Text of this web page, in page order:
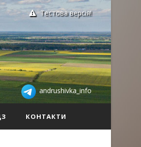
Тестова версія!
andrushivka_info
КОНТАКТИ